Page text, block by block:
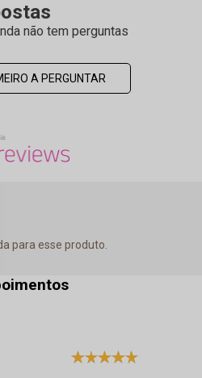
não tem perguntas
A PERGUNTAR
para esse produto.